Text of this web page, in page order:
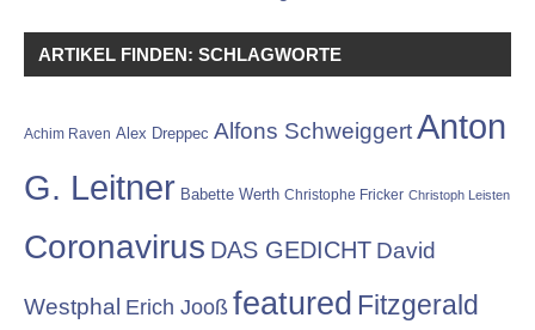
ARTIKEL FINDEN: SCHLAGWORTE
Achim Raven Alex Dreppec Alfons SchweiggertAnton
G. Leitner Babette Werth Christophe Fricker Christoph Leisten
Coronavirus DAS GEDICHT David
Westphal Erich Jooß featured Fitzgerald